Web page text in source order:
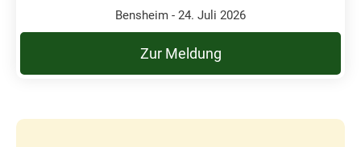
Bensheim - 24. Juli 2026
Zur Meldung